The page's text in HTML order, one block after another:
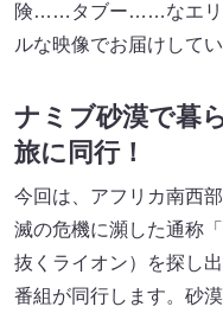
険……タブー……なエリ
ルな映像でお届けしてい
ナミブ砂漠で暮
旅に同行！
今回は、アフリカ南西
滅の危機に瀕した通称
抜くライオン）を探し
番組が同行します。砂